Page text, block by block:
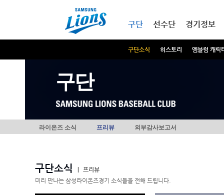
구단
구단소식 히스토리 엠블럼 캐릭
선수단 경기정보
구단
라이온즈 소식 프리뷰 외부감사보고서
구단소식
프리뷰
미리 만나는 삼성라이온즈경기 소식들을 전해 드립니다.